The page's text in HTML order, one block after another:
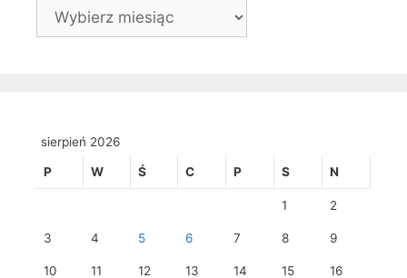
Archiwa
sierpień 2026
P W Ś C P S N
1 2
3 4 5 6 7 8 9
10 11 12 13 14 15 16